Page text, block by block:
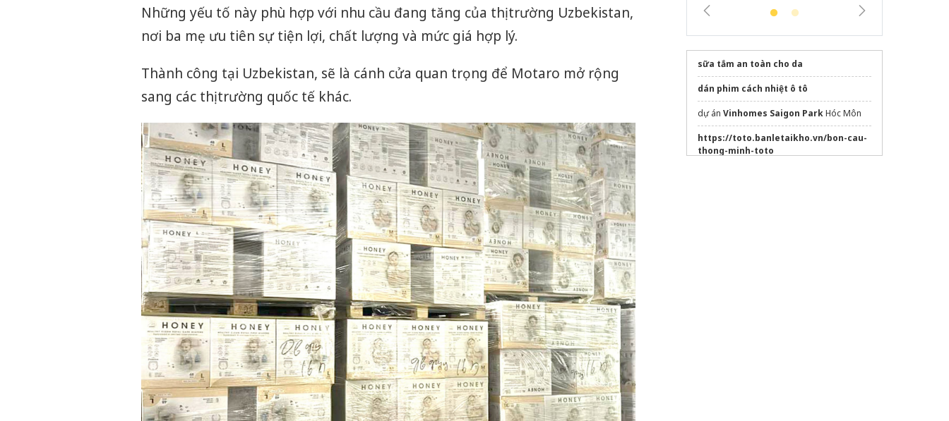
Những yếu tố này phù hợp với nhu cầu đang tăng của thị trường Uzbekistan,
nơi ba mẹ ưu tiên sự tiện lợi, chất lượng và mức giá hợp lý.
Thành công tại Uzbekistan, sẽ là cánh cửa quan trọng để Motaro mở rộng
sang các thị trường quốc tế khác.
sữa tắm an toàn cho da
dán phim cách nhiệt ô tô
dự án Vinhomes Saigon ParkHóc Môn
https://toto.banletaikho.vn/bon-cau-
thong-minh-toto